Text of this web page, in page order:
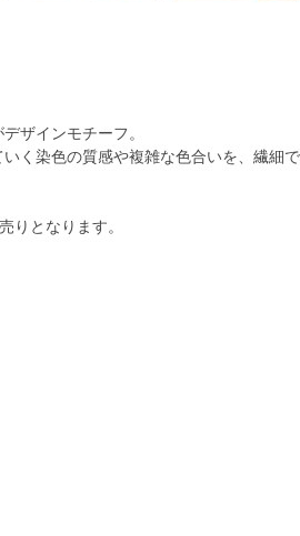
ザインモチーフ。
く染色の質感や複雑な色合いを、繊細
りとなります。